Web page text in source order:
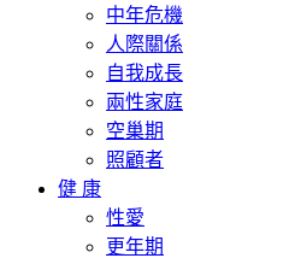
中年危機
人際關係
自我成長
兩性家庭
空巢期
照顧者
健 康
性愛
更年期